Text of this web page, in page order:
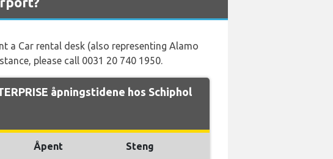
a Car rental desk (also representing Alamo
please call 0031 20 740 1950.
åpningstidene hos Schiphol
Åpent Steng